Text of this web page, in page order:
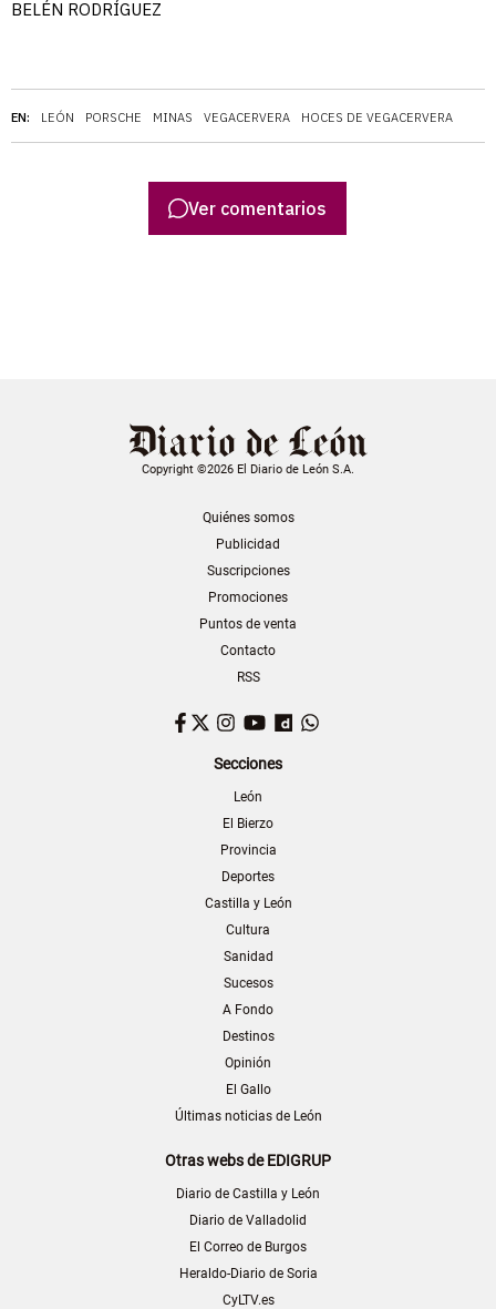
EN: LEÓN PORSCHE MINAS VEGACERVERA HOCES DE VEGACERVERA
BELÉN RODRÍGUEZ
Ver comentarios
Copyright ©2026 El Diario de León S.A.
Quiénes somos
Publicidad
Suscripciones
Promociones
Puntos de venta
Contacto
RSS
Facebook
TwitterInstagram
YouTubeDailymotion
Secciones
León
El Bierzo
Provincia
Deportes
Castilla y León
Cultura
Sanidad
Sucesos
A Fondo
Destinos
Opinión
El Gallo
Últimas noticias de León
Otras webs de EDIGRUP
Diario de Castilla y León
Diario de Valladolid
El Correo de Burgos
Heraldo-Diario de Soria
CyLTV.es